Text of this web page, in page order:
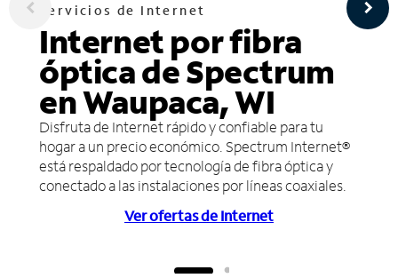
Servicios de Internet
Internet por fibra
óptica de Spectrum
en Waupaca, WI
Disfruta de Internet rápido y confiable para tu
hogar a un precio económico. Spectrum Internet®
está respaldado por tecnología de fibra óptica y
conectado a las instalaciones por líneas coaxiales.
Ver ofertas de Internet